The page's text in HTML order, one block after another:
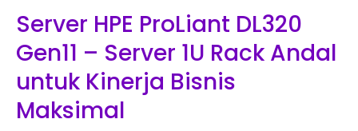
Server HPE ProLiant DL320
Gen11 – Server 1U Rack Andal
untuk Kinerja Bisnis
Maksimal